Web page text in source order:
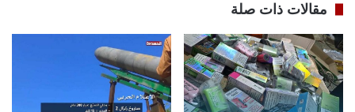
مقالات ذات صلة